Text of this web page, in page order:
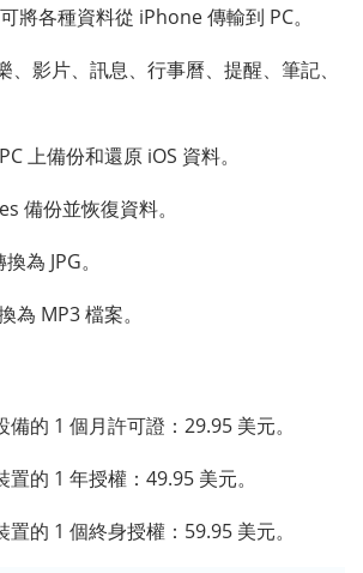
將各種資料從 iPhone 傳輸到 PC。
影片、訊息、行事曆、提醒、筆記、
上備份和還原 iOS 資料。
備份並恢復資料。
為 JPG。
MP3 檔案。
的 1 個月許可證：29.95 美元。
的 1 年授權：49.95 美元。
的 1 個終身授權：59.95 美元。